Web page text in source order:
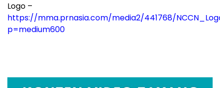
Logo –
https://mma.prnasia.com/media2/441768/
p=medium600